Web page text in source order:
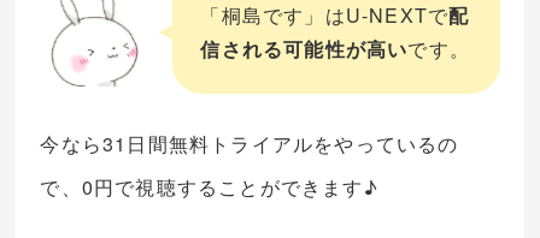
「桐島です」はU-NEXTで配
信される可能性が高いです。
今なら31日間無料トライアルをやっているの
で、0円で視聴することができます♪